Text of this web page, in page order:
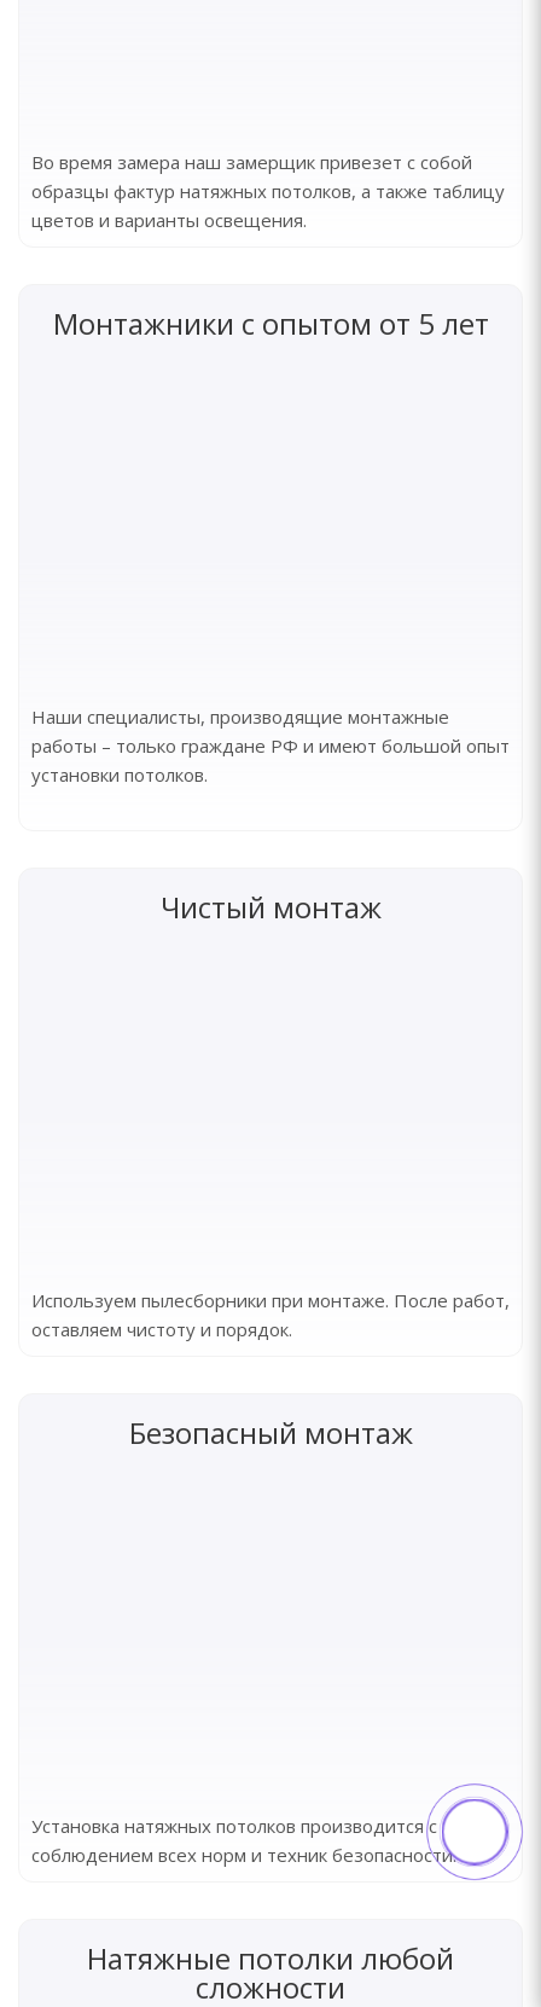
Во время замера наш замерщик привезет с собой
образцы фактур натяжных потолков, а также таблицу
цветов и варианты освещения.
Монтажники с опытом от 5 лет
Наши специалисты, производящие монтажные
работы – только граждане РФ и имеют большой опыт
установки потолков.
Чистый монтаж
Используем пылесборники при монтаже. После работ,
оставляем чистоту и порядок.
Безопасный монтаж
Установка натяжных потолков производится с
соблюдением всех норм и техник безопасности.
Натяжные потолки любой
сложности